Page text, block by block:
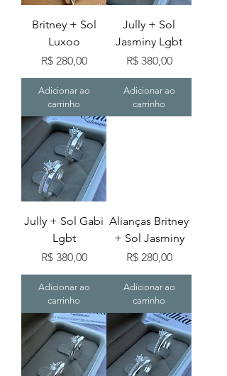
Britney + Sol
Luxoo
Preço
R$ 280,00
Adicionar ao
carrinho
Jully + Sol
Jasminy Lgbt
Preço
R$ 380,00
Adicionar ao
carrinho
Jully + Sol Gabi
Lgbt
Preço
R$ 380,00
Adicionar ao
carrinho
Alianças Britney
+ Sol Jasminy
Preço
R$ 280,00
Adicionar ao
carrinho